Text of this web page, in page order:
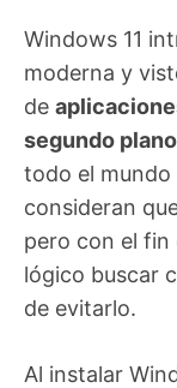
Windows 11
moderna y
de
segundo
todo el mundo
consideran
pero con el
lógico buscar
de evitarlo.
Al instalar